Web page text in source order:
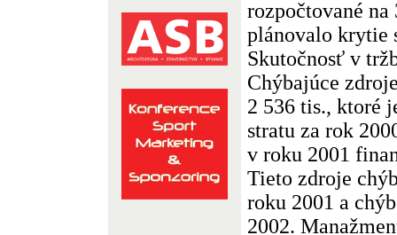
rozpočtované
plánovalo krytie
Skutočnosť v
Chýbajúce
2 536 tis., ktoré
stratu za rok
v roku 2001
Tieto zdroje
roku 2001 a
2002.